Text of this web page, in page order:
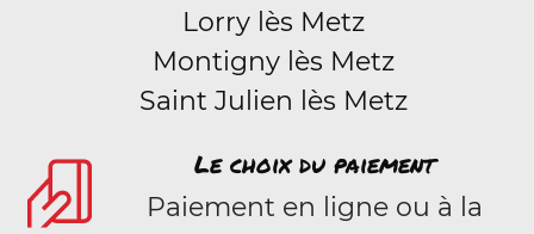
Lorry lès Metz
Montigny lès Metz
Saint Julien lès Metz
Le choix du paiement
Paiement en ligne ou à la